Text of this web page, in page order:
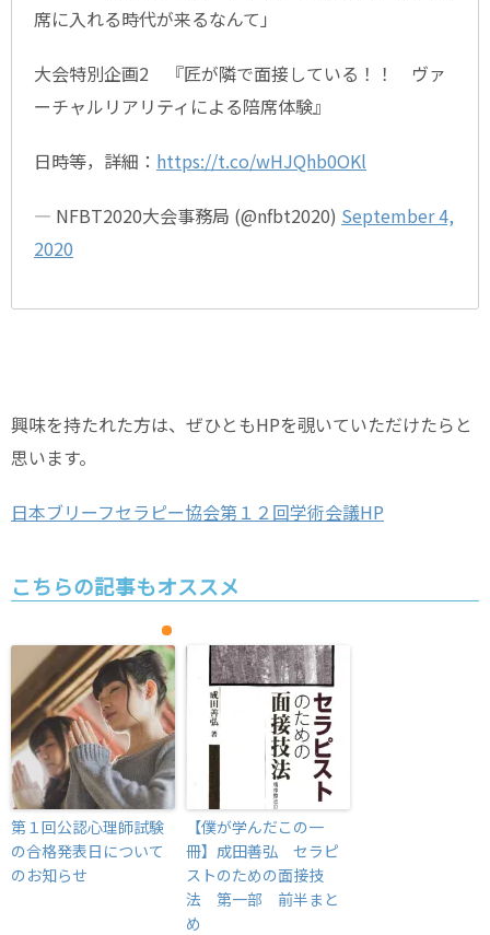
席に入れる時代が来るなんて」
大会特別企画2 『匠が隣で面接している！！ ヴァ
ーチャルリアリティによる陪席体験』
日時等，詳細： https://t.co/wHJQhb0OKl
— NFBT2020大会事務局 (@nfbt2020) September 4,
2020
興味を持たれた方は、ぜひともHPを覗いていただけたらと
思います。
日本ブリーフセラピー協会第１２回学術会議HP
こちらの記事もオススメ
第１回公認心理師試験
の合格発表日について
のお知らせ
【僕が学んだこの一
冊】成田善弘 セラピ
ストのための面接技
法 第一部 前半まと
め